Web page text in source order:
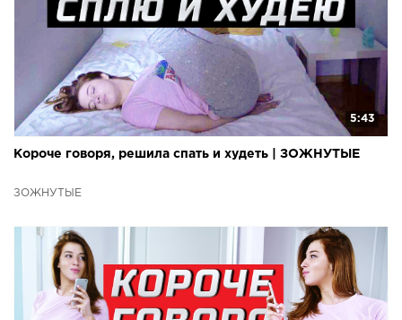
5:43
Короче говоря, решила спать и худеть | ЗОЖНУТЫЕ
ЗОЖНУТЫЕ